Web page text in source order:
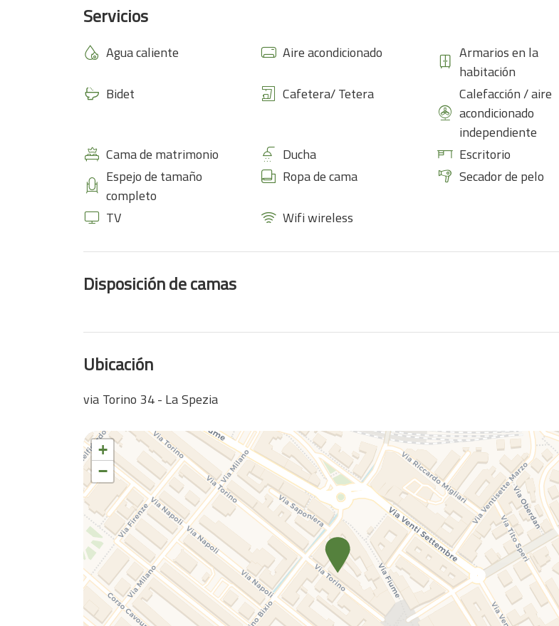
Servicios
Agua caliente Aire acondicionado
Armarios en la
habitación
Bidet
Cafetera/ Tetera
Calefacción / aire
acondicionado
independiente
Cama de matrimonio
Ducha
Escritorio
Espejo de tamaño
completo
Ropa de cama Secador de pelo
TV Wifi wireless
Disposición de camas
Ubicación
via Torino 34 - La Spezia
+
−